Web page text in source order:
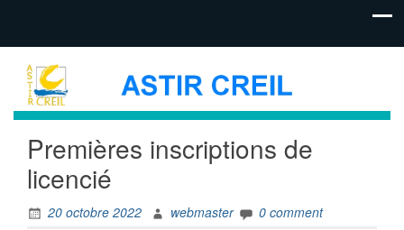
Premières inscriptions de
licencié
20 octobre 2022 webmaster 0 comment